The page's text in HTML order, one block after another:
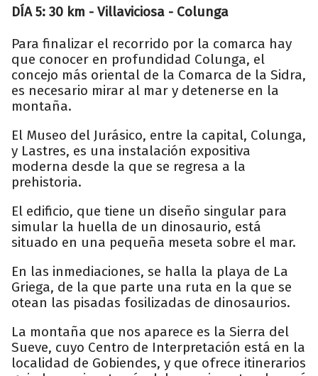
DÍA 5: 30 km - Villaviciosa - Colunga
Para finalizar el recorrido por la comarca hay
que conocer en profundidad Colunga, el
concejo más oriental de la Comarca de la Sidra,
es necesario mirar al mar y detenerse en la
montaña.
El Museo del Jurásico, entre la capital, Colunga,
y Lastres, es una instalación expositiva
moderna desde la que se regresa a la
prehistoria.
El edificio, que tiene un diseño singular para
simular la huella de un dinosaurio, está
situado en una pequeña meseta sobre el mar.
En las inmediaciones, se halla la playa de La
Griega, de la que parte una ruta en la que se
otean las pisadas fosilizadas de dinosaurios.
La montaña que nos aparece es la Sierra del
Sueve, cuyo Centro de Interpretación está en la
localidad de Gobiendes, y que ofrece itinerarios